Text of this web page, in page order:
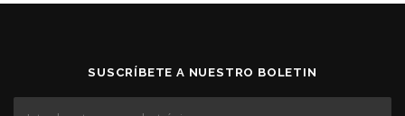
SUSCRÍBETE A NUESTRO BOLETIN